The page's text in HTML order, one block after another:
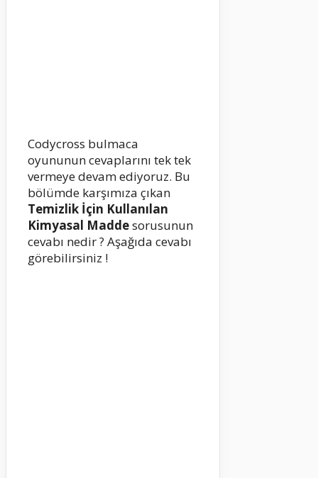
Codycross bulmaca
oyununun cevaplarını tek tek
vermeye devam ediyoruz. Bu
bölümde karşımıza çıkan
Temizlik İçin Kullanılan
Kimyasal Maddesorusunun
cevabı nedir ? Aşağıda cevabı
görebilirsiniz !